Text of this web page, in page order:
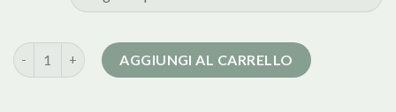
cappotto in montone donna quantità
AGGIUNGI AL CARRELLO